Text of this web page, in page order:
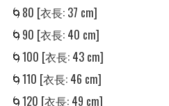
🌀80 [衣長: 37 cm]
🌀90 [衣長: 40 cm]
🌀100 [衣長: 43 cm]
🌀110 [衣長: 46 cm]
🌀120 [衣長: 49 cm]